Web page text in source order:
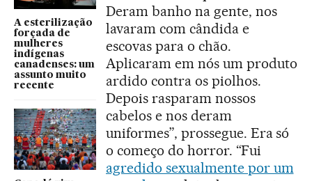
A esterilização
forçada de
mulheres
indígenas
canadenses: um
assunto muito
recente
Deram banho na gente, nos
lavaram com cândida e
escovas para o chão.
Aplicaram em nós um produto
ardido contra os piolhos.
Depois rasparam nossos
cabelos e nos deram
uniformes”, prossegue. Era só
o começo do horror. “Fui
agredido sexualmente por um